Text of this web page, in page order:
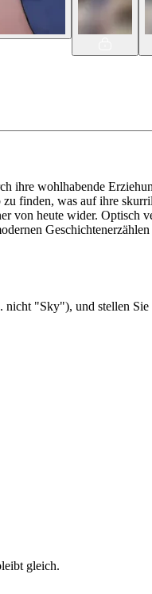
ihre wohlhabende
finden, was auf ihre
von heute wider.
"Sky"), und stellen
gleich.